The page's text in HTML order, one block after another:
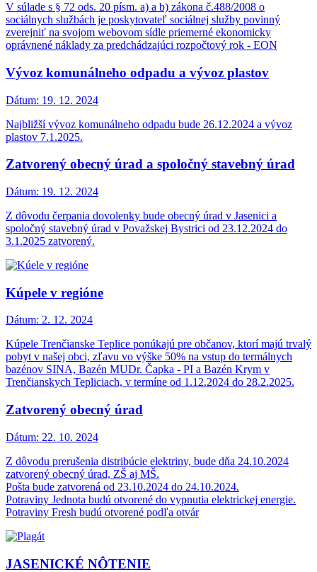
V súlade s § 72 ods. 20 písm. a) a b) zákona č.488/2008 o
sociálnych službách je poskytovateľ sociálnej služby povinný
zverejniť na svojom webovom sídle priemerné ekonomicky
oprávnené náklady za predchádzajúci rozpočtový rok - EON
Vývoz komunálneho odpadu a vývoz plastov
Dátum: 19. 12. 2024
Najbližší vývoz komunálneho odpadu bude 26.12.2024 a vývoz
plastov 7.1.2025.
Zatvorený obecný úrad a spoločný stavebný úrad
Dátum: 19. 12. 2024
Z dôvodu čerpania dovolenky bude obecný úrad v Jasenici a
spoločný stavebný úrad v Považskej Bystrici od 23.12.2024 do
3.1.2025 zatvorený.
Kúpele v regióne
Dátum: 2. 12. 2024
Kúpele Trenčianske Teplice ponúkajú pre občanov, ktorí majú trvalý
pobyt v našej obci, zľavu vo výške 50% na vstup do termálnych
bazénov SINA, Bazén MUDr. Čapka - PI a Bazén Krym v
Trenčianskych Tepliciach, v termíne od 1.12.2024 do 28.2.2025.
Zatvorený obecný úrad
Dátum: 22. 10. 2024
Z dôvodu prerušenia distribúcie elektriny, bude dňa 24.10.2024
zatvorený obecný úrad, ZŠ aj MŠ.
Pošta bude zatvorená od 23.10.2024 do 24.10.2024.
Potraviny Jednota budú otvorené do vypnutia elektrickej energie.
Potraviny Fresh budú otvorené podľa otvár
JASENICKÉ NÔTENIE